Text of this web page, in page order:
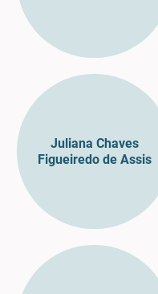
Juliana Chaves
Figueiredo de Assis